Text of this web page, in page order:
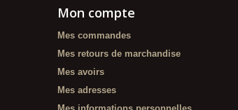
Mon compte
Mes commandes
Mes retours de marchandise
Mes avoirs
Mes adresses